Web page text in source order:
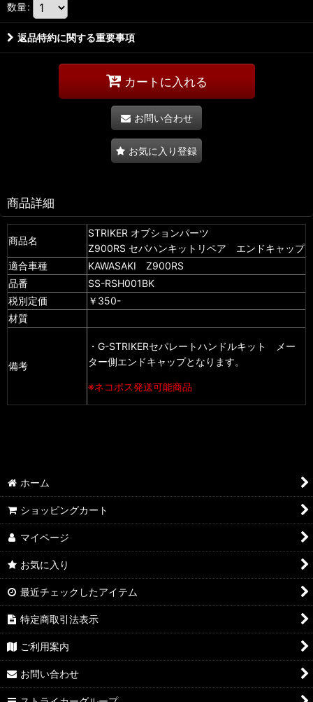
数量:
返品特約に関する重要事項
カートに入れる
お問い合わせ
お気に入り登録
商品詳細
商品名
STRIKER オプションパーツ
Z900RS セパハンキットリペア エンドキャップ
適合車種
KAWASAKI Z900RS
品番
SS-RSH001BK
税別定価
￥350-
材質
備考
・G-STRIKERセパレートハンドルキット メー
ター側エンドキャップとなります。
※ネコポス発送可能商品
ホーム
ショッピングカート
マイページ
お気に入り
最近チェックしたアイテム
特定商取引法表示
ご利用案内
お問い合わせ